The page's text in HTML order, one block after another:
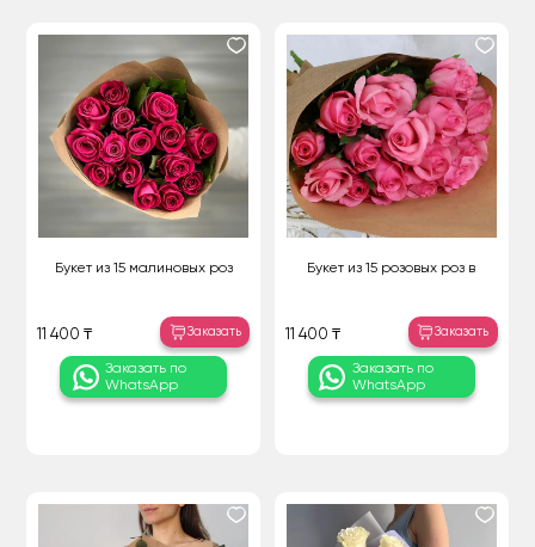
Букет из 15 малиновых роз
11 400 ₸ Заказать
Заказать по
WhatsApp
Букет из 15 розовых роз в
11 400 ₸ Заказать
Заказать по
WhatsApp